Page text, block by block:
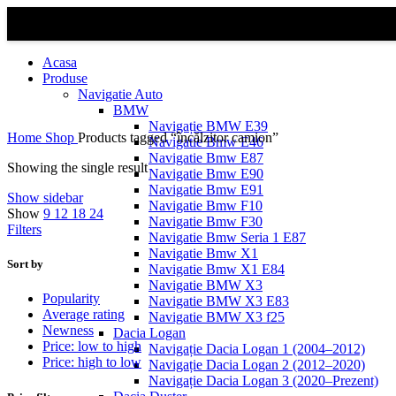
Acasa
Produse
Navigatie Auto
BMW
Navigație BMW E39
Navigatie Bmw E46
Navigatie Bmw E87
Navigatie Bmw E90
Navigatie Bmw E91
Navigatie Bmw F10
Navigatie Bmw F30
Navigatie Bmw Seria 1 E87
Navigatie Bmw X1
Navigatie Bmw X1 E84
Navigatie BMW X3
Navigatie BMW X3 E83
Navigatie BMW X3 f25
Dacia Logan
Navigație Dacia Logan 1 (2004–2012)
Navigație Dacia Logan 2 (2012–2020)
Navigație Dacia Logan 3 (2020–Prezent)
Home Shop Products tagged “încălzitor camion”
Showing the single result
Show sidebar
Show 9 12 18 24
Filters
Sort by
Popularity
Average rating
Newness
Price: low to high
Price: high to low